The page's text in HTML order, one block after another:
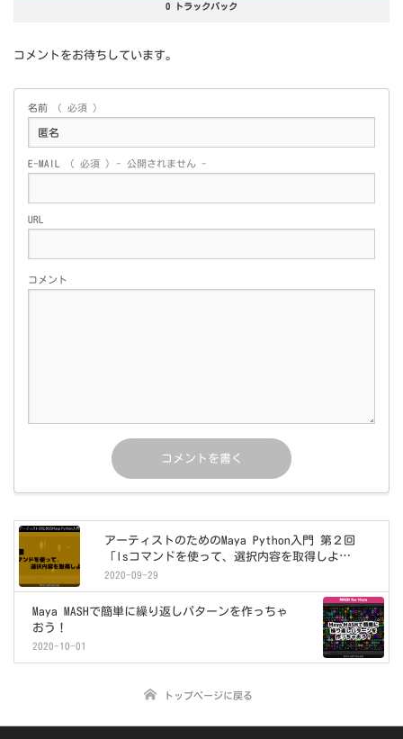
0 トラックバック
コメントをお待ちしています。
名前 ( 必須 )
E-MAIL ( 必須 ) - 公開されません -
URL
コメント
アーティストのためのMaya Python入門 第２回
「lsコマンドを使って、選択内容を取得しよ
う！」
2020-09-29
Maya MASHで簡単に繰り返しパターンを作っちゃ
おう！
2020-10-01
トップページに戻る